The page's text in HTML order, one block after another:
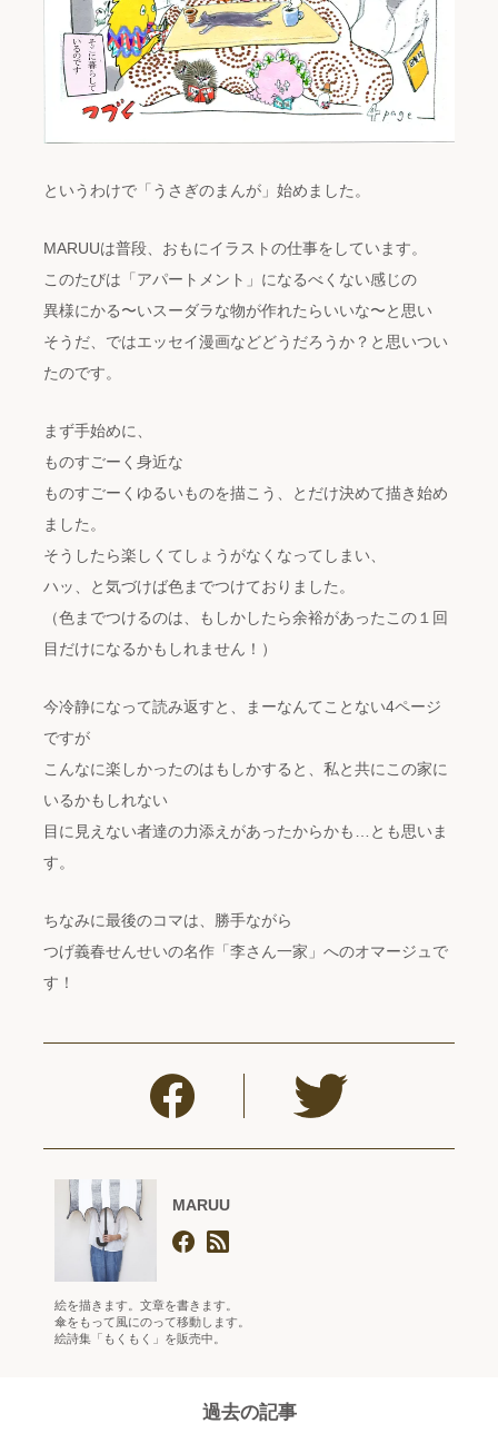
というわけで「うさぎのまんが」始めました。
MARUUは普段、おもにイラストの仕事をしています。
このたびは「アパートメント」になるべくない感じの
異様にかる〜いスーダラな物が作れたらいいな〜と思い
そうだ、ではエッセイ漫画などどうだろうか？と思いつい
たのです。
まず手始めに、
ものすごーく身近な
ものすごーくゆるいものを描こう、とだけ決めて描き始め
ました。
そうしたら楽しくてしょうがなくなってしまい、
ハッ、と気づけば色までつけておりました。
（色までつけるのは、もしかしたら余裕があったこの１回
目だけになるかもしれません！）
今冷静になって読み返すと、まーなんてことない4ページ
ですが
こんなに楽しかったのはもしかすると、私と共にこの家に
いるかもしれない
目に見えない者達の力添えがあったからかも…とも思いま
す。
ちなみに最後のコマは、勝手ながら
つげ義春せんせいの名作「李さん一家」へのオマージュで
す！
MARUU
絵を描きます。文章を書きます。
傘をもって風にのって移動します。
絵詩集「もくもく」を販売中。
過去の記事